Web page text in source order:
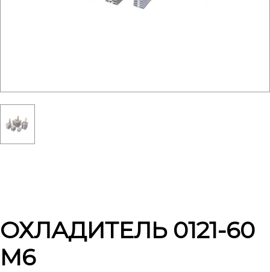
ОХЛАДИТЕЛЬ 0121-60
М6